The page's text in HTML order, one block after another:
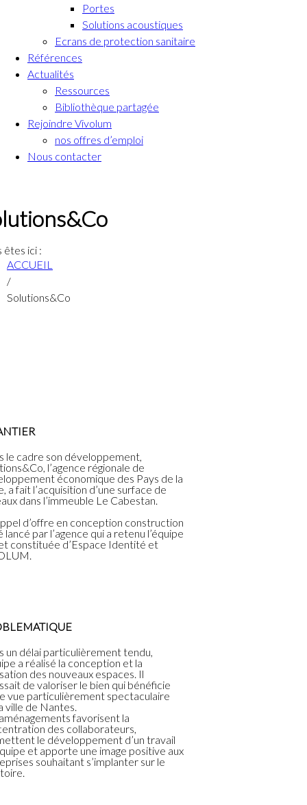
Portes
Solutions acoustiques
Ecrans de protection sanitaire
Références
Actualités
Ressources
Bibliothèque partagée
Rejoindre Vivolum
nos offres d’emploi
Nous contacter
êtes ici :
ACCUEIL
/
Solutions&Co
le cadre son développement,
l’agence régionale de
économique des Pays de la
a fait l’acquisition d’une surface de
dans l’immeuble Le Cabestan.
d’offre en conception construction
lancé par l’agence qui a retenu l’équipe
constituée d’Espace Identité et
un délai particulièrement tendu,
a réalisé la conception et la
des nouveaux espaces. Il
de valoriser le bien qui bénéficie
vue particulièrement spectaculaire
ville de Nantes.
favorisent la
des collaborateurs,
le développement d’un travail
et apporte une image positive aux
souhaitant s’implanter sur le